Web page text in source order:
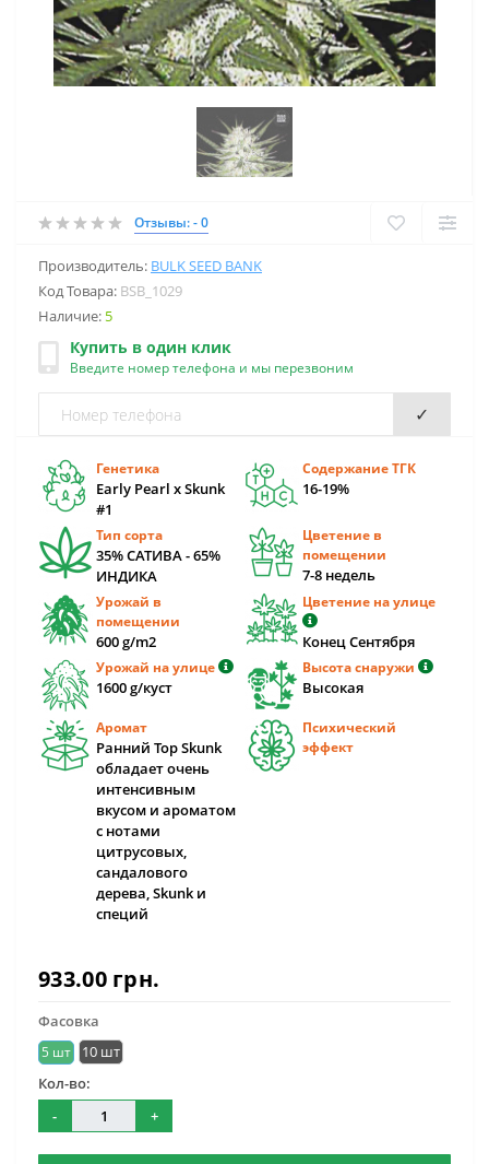
Отзывы: - 0
Производитель: BULK SEED BANK
Код Товара: BSB_1029
Наличие: 5
Купить в один клик
Введите номер телефона и мы перезвоним
✓
Генетика
Early Pearl x Skunk
#1
Содержание ТГК
16-19%
Тип сорта
35% САТИВА - 65%
ИНДИКА
Цветение в
помещении
7-8 недель
Урожай в
помещении
600 g/m2
Цветение на улице
Конец Сентября
Урожай на улице
1600 g/куст
Высота снаружи
Высокая
Аромат
Ранний Top Skunk
обладает очень
интенсивным
вкусом и ароматом
с нотами
цитрусовых,
сандалового
дерева, Skunk и
специй
Психический
эффект
933.00 грн.
Фасовка
5 шт
10 шт
Кол-во:
-
+